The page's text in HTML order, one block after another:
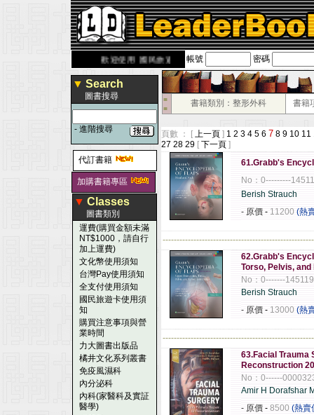
歡迎使用 國民旅遊卡！！ 帳號 密碼
▼ Search
圖書搜尋
- 進階搜尋
代訂書籍
加購書籍專區
▼ Classes
圖書類別
運費(購買金額未滿
NT$1000，請自行
加上運費)
文化幣使用須知
台灣Pay使用須知
全支付使用須知
國民旅遊卡使用須
知
購買注意事項與營
業時間
力大圖書出版品
橘井文化系列叢書
免疫風濕科
內分泌科
內科(家醫科及實証
醫學)
■
■
書籍類別：整形外科 書籍
頁數 ： [ 上一頁 ] 1 2 3 4 5 6 7 8 9 10 11
27 28 29 [ 下一頁 ]
61.Grabb's
No：0---------
Berish Strauch
- 原價 - 11200 (熱
62.Grabb's
Torso, Pelvis,
No：0-------
Berish Strauch
- 原價 - 13000 (熱
63.Facial Trauma
Reconstruction
No：0------
Amir H Dorafshar
- 原價 - 8500 (熱賣